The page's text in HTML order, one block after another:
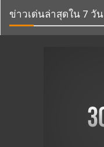
ข่าวเด่นล่าสุดใน 7 วัน